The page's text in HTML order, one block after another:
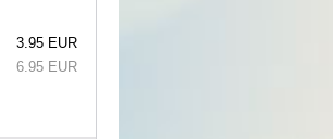
3.95 EUR
6.95 EUR